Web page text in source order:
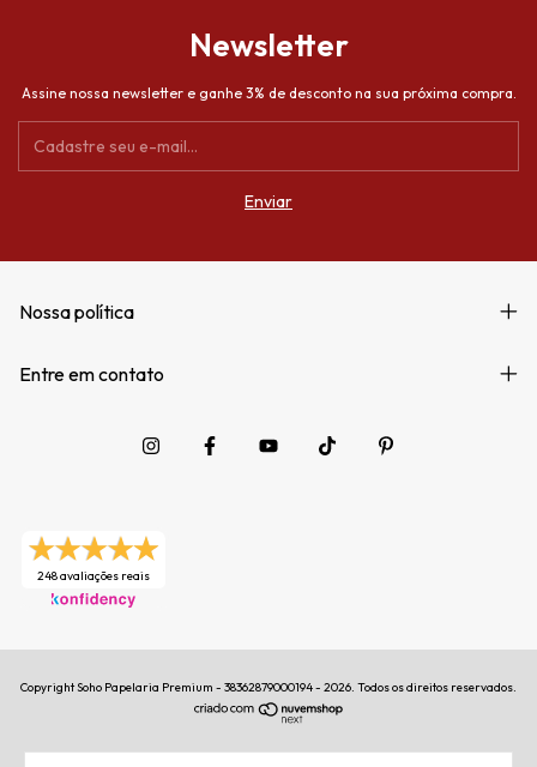
Newsletter
Assine nossa newsletter e ganhe 3% de desconto na sua próxima compra.
Nossa política
Entre em contato
248 avaliações reais
Copyright Soho Papelaria Premium - 38362879000194 - 2026. Todos os direitos reservados.